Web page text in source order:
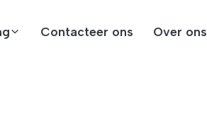
Contacteer ons Over ons